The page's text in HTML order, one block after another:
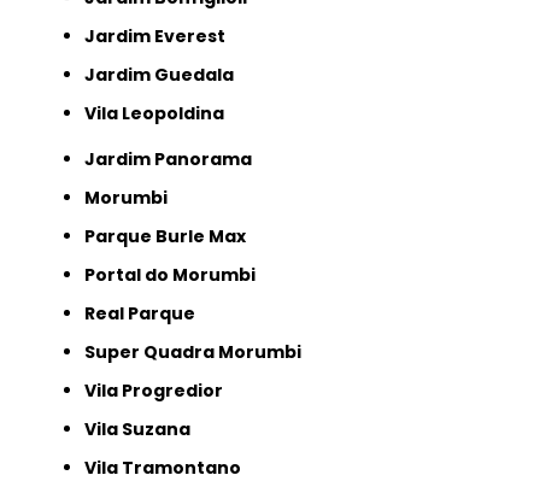
Jardim Everest
Jardim Guedala
Vila Leopoldina
Jardim Panorama
Morumbi
Parque Burle Max
Portal do Morumbi
Real Parque
Super Quadra Morumbi
Vila Progredior
Vila Suzana
Vila Tramontano